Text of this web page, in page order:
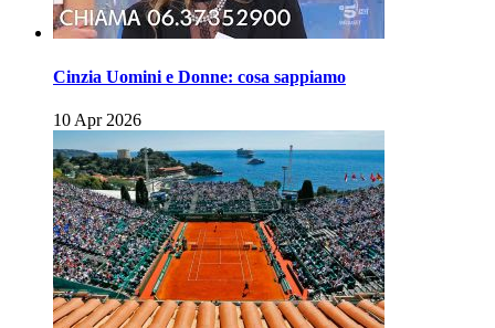
Cinzia Uomini e Donne: cosa sappiamo
10 Apr 2026